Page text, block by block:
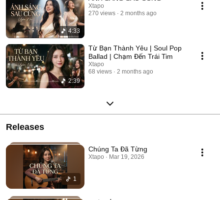
4:33
Xtapo
270 views
2 months ago
2:39
Từ Bạn Thành Yêu | Soul Pop
Ballad | Chạm Đến Trái Tim
Xtapo
68 views
2 months ago
Releases
1
Chúng Ta Đã Từng
Xtapo · Mar 19, 2026